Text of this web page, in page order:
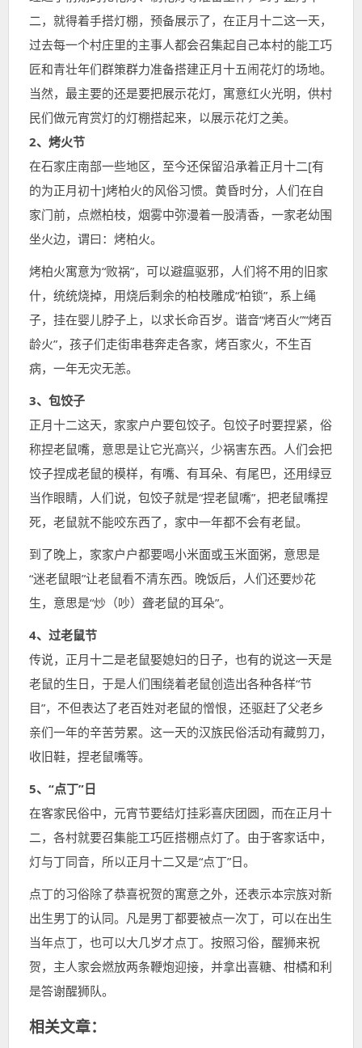
二，就得着手搭灯棚，预备展示了，在正月十二这一天，
过去每一个村庄里的主事人都会召集起自己本村的能工巧
匠和青壮年们群策群力准备搭建正月十五闹花灯的场地。
当然，最主要的还是要把展示花灯，寓意红火光明，供村
民们做元宵赏灯的灯棚搭起来，以展示花灯之美。
2、烤火节
在石家庄南部一些地区，至今还保留沿承着正月十二[有
的为正月初十]烤柏火的风俗习惯。黄昏时分，人们在自
家门前，点燃柏枝，烟雾中弥漫着一股清香，一家老幼围
坐火边，谓曰：烤柏火。
烤柏火寓意为“败祸”，可以避瘟驱邪，人们将不用的旧家
什，统统烧掉，用烧后剩余的柏枝雕成“柏锁”，系上绳
子，挂在婴儿脖子上，以求长命百岁。谐音“烤百火”“烤百
龄火”，孩子们走街串巷奔走各家，烤百家火，不生百
病，一年无灾无恙。
3、包饺子
正月十二这天，家家户户要包饺子。包饺子时要捏紧，俗
称捏老鼠嘴，意思是让它光高兴，少祸害东西。人们会把
饺子捏成老鼠的模样，有嘴、有耳朵、有尾巴，还用绿豆
当作眼睛，人们说，包饺子就是“捏老鼠嘴”，把老鼠嘴捏
死，老鼠就不能咬东西了，家中一年都不会有老鼠。
到了晚上，家家户户都要喝小米面或玉米面粥，意思是
“迷老鼠眼”让老鼠看不清东西。晚饭后，人们还要炒花
生，意思是“炒（吵）聋老鼠的耳朵”。
4、过老鼠节
传说，正月十二是老鼠娶媳妇的日子，也有的说这一天是
老鼠的生日，于是人们围绕着老鼠创造出各种各样“节
目”，不但表达了老百姓对老鼠的憎恨，还驱赶了父老乡
亲们一年的辛苦劳累。这一天的汉族民俗活动有藏剪刀，
收旧鞋，捏老鼠嘴等。
5、“点丁”日
在客家民俗中，元宵节要结灯挂彩喜庆团圆，而在正月十
二，各村就要召集能工巧匠搭棚点灯了。由于客家话中，
灯与丁同音，所以正月十二又是“点丁”日。
点丁的习俗除了恭喜祝贺的寓意之外，还表示本宗族对新
出生男丁的认同。凡是男丁都要被点一次丁，可以在出生
当年点丁，也可以大几岁才点丁。按照习俗，醒狮来祝
贺，主人家会燃放两条鞭炮迎接，并拿出喜糖、柑橘和利
是答谢醒狮队。
相关文章：